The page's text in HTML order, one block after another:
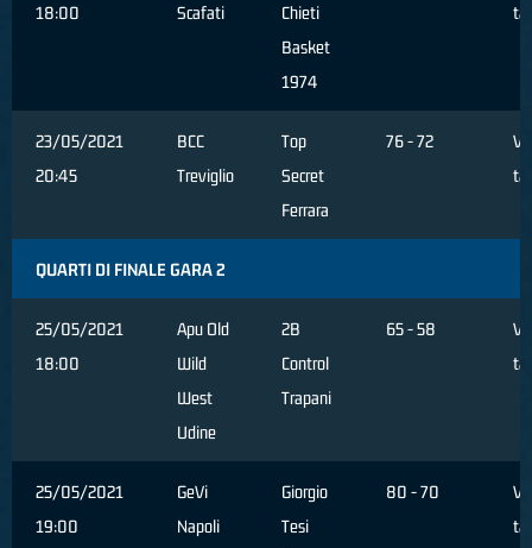
18:00
Scafati
Chieti
Basket
1974
23/05/2021
20:45
BCC
Treviglio
Top
Secret
Ferrara
76 - 72
QUARTI DI FINALE GARA 2
25/05/2021
18:00
Apu Old
Wild
West
Udine
2B
Control
Trapani
65 - 58
25/05/2021
19:00
GeVi
Napoli
Giorgio
Tesi
80 - 70